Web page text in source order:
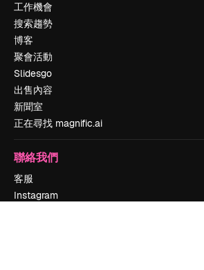
工作機會
搜索趨勢
博客
聚會活動
Slidesgo
出售內容
新聞室
正在尋找 magnific.ai
聯絡我們
客服
Instagram